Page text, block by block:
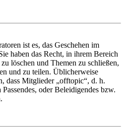
ist es, das Geschehen im
haben das Recht, in ihrem Bereich
löschen und Themen zu schließen,
und zu teilen. Üblicherweise
dass Mitglieder „offtopic“, d. h.
oder Beleidigendes bzw.